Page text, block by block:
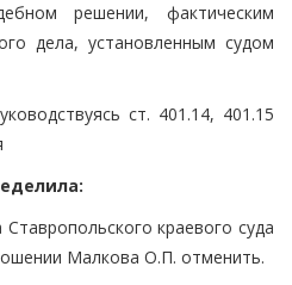
решении, фактическим
дела, установленным судом
ст. 401.14, 401.15
краевого суда
Малкова О.П. отменить.